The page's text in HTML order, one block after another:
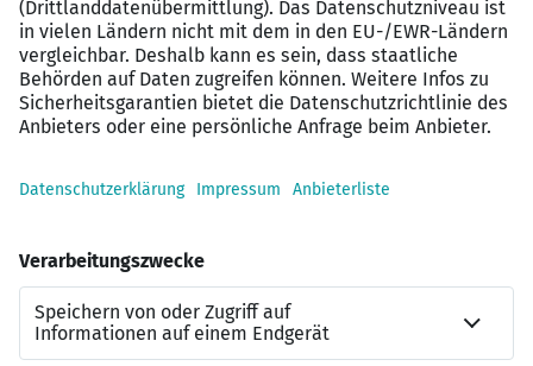
Zertifizierungen (z. B. Sophos)
Flexibilität:Flexible Arbeitszeiten mit
Überstundenausgleich und attraktive Remote-
Regelungen
ergonomische Arbeitsplätze vor Ort
Zusatzleistungen:
Sportzuschüsse und betriebliche Altersvorsorge